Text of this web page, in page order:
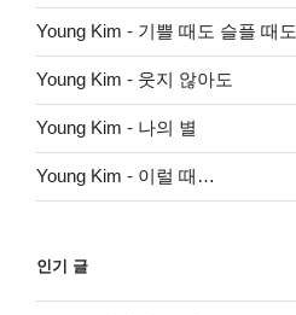
Young Kim - 기쁠 때도 슬플 때도
Young Kim - 웃지 않아도
Young Kim - 나의 별
Young Kim - 이럴 때…
인기 글